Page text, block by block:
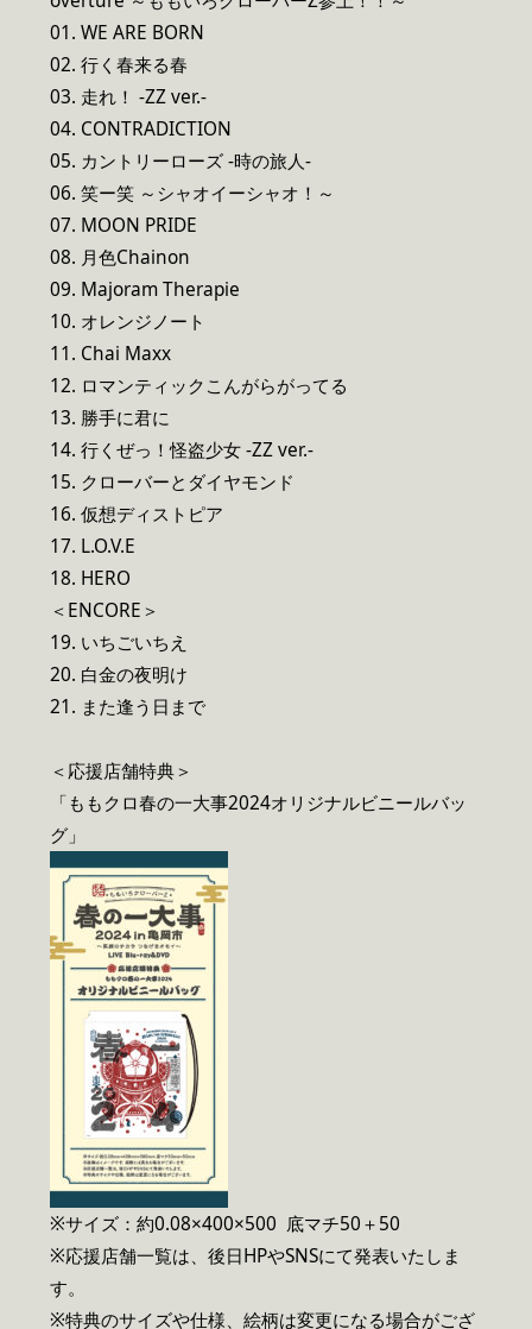
01. WE ARE BORN
02. 行く春来る春
03. 走れ！ -ZZ ver.-
04. CONTRADICTION
05. カントリーローズ -時の旅人-
06. 笑ー笑 ～シャオイーシャオ！～
07. MOON PRIDE
08. 月色Chainon
09. Majoram Therapie
10. オレンジノート
11. Chai Maxx
12. ロマンティックこんがらがってる
13. 勝手に君に
14. 行くぜっ！怪盗少女 -ZZ ver.-
15. クローバーとダイヤモンド
16. 仮想ディストピア
17. L.O.V.E
18. HERO
＜ENCORE＞
19. いちごいちえ
20. 白金の夜明け
21. また逢う日まで
＜応援店舗特典＞
「ももクロ春の一大事2024オリジナルビニールバッ
グ」
※サイズ：約0.08×400×500 底マチ50＋50
※応援店舗一覧は、後日HPやSNSにて発表いたしま
す。
※特典のサイズや仕様、絵柄は変更になる場合がござ